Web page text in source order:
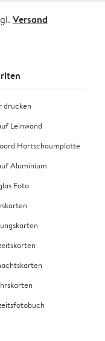
Versand
drucken
Leinwand
Hartschaumplatte
Aluminium
Foto